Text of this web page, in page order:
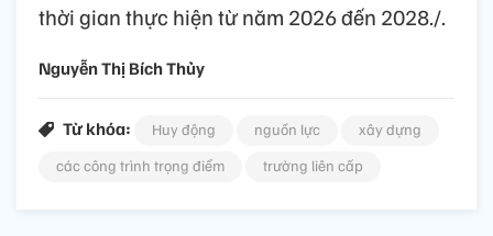
thời gian thực hiện từ năm 2026 đến 2028./.
Nguyễn Thị Bích Thủy
Từ khóa: Huy động nguồn lực
xây dựng
các công trình trọng điểm
trường liên cấp